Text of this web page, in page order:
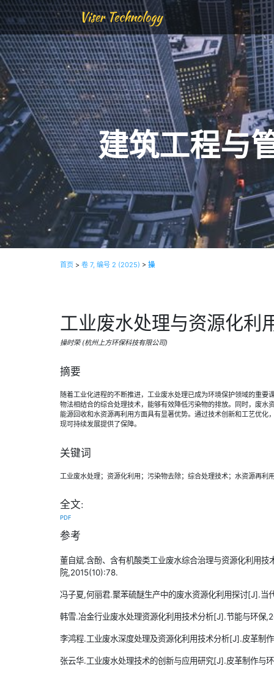
Viser Technology
建筑工程与
首页 > 卷 7, 编号 2 (2025) > 操
工业废水处理与资源化利
操时荣 (杭州上方环保科技有限公司)
摘要
随着工业化进程的不断推进，工业废水处理已成为环境保护领域的重
物法相结合的综合处理技术，能够有效降低污染物的排放。同时，废水
能源回收和水资源再利用方面具有显著优势。通过技术创新和工艺优化
现可持续发展提供了保障。
关键词
工业废水处理；资源化利用；污染物去除；综合处理技术；水资源再利
全文:
PDF
参考
董自斌.含酚、含有机酸类工业废水综合治理与资源化利用
院,2015(10):78.
冯子夏,何丽君.聚苯硫醚生产中的废水资源化利用探讨[J].当
韩雪.冶金行业废水处理资源化利用技术分析[J].节能与环保
李鸿程.工业废水深度处理及资源化利用技术分析[J].皮革制
张云华.工业废水处理技术的创新与应用研究[J].皮革制作